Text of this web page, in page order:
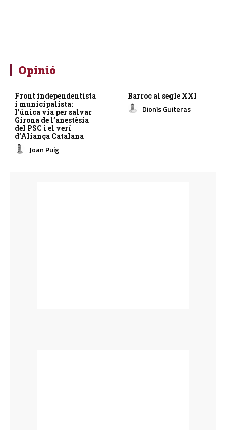
Opinió
Front independentista
i municipalista:
l’única via per salvar
Girona de l’anestèsia
del PSC i el verí
d’Aliança Catalana
Joan Puig
Barroc al segle XXI
Dionís Guiteras